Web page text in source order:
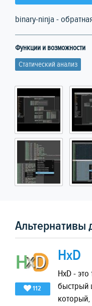
binary-ninja -
Функции и возможности
Статический анализ
Альтернативы
112
HxD
HxD -
быстрый
который,